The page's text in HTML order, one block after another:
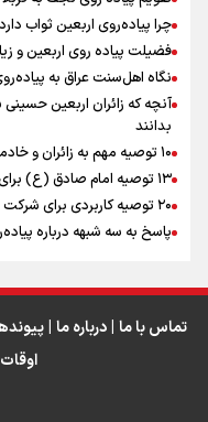
اقتدار علمی
ماندگار شد
اینفو برنا / جدول کامل
عراق
چرا پیاده‌روی اربعین ثواب
فضیلت پیاده روی اربعین و
نگاه اهل‌سنت عراق به
بدانند
۱۰ توصیه مهم به زائران و خادمان پیاده روی اربعین
۱۳ توصیه امام صادق (ع) برای پیاده‌روی اربعین
۲۰ توصیه کاربردی برای شرکت در پیاده روی اربعین ۱۴۰۵
پاسخ به سه‌ شبهه درباره
تماس با ما | درباره ما |